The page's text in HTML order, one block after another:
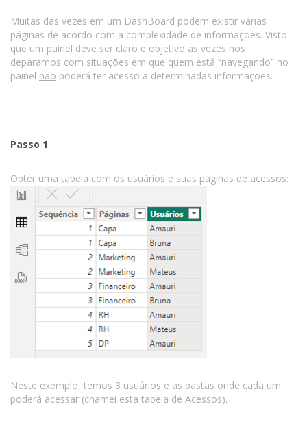
Muitas das vezes em um DashBoard podem existir várias
páginas de acordo com a complexidade de informações. Visto
que um painel deve ser claro e objetivo as vezes nos
deparamos com situações em que quem está “navegando” no
painel não poderá ter acesso a determinadas informações.
Passo 1
Obter uma tabela com os usuários e suas páginas de acessos:
Neste exemplo, temos 3 usuários e as pastas onde cada um
poderá acessar (chamei esta tabela de Acessos).